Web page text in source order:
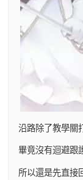
沿路除了教學關
畢竟沒有迴避跟
所以還是先直接